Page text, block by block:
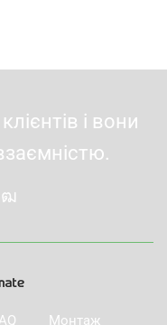
і вони
Монтаж